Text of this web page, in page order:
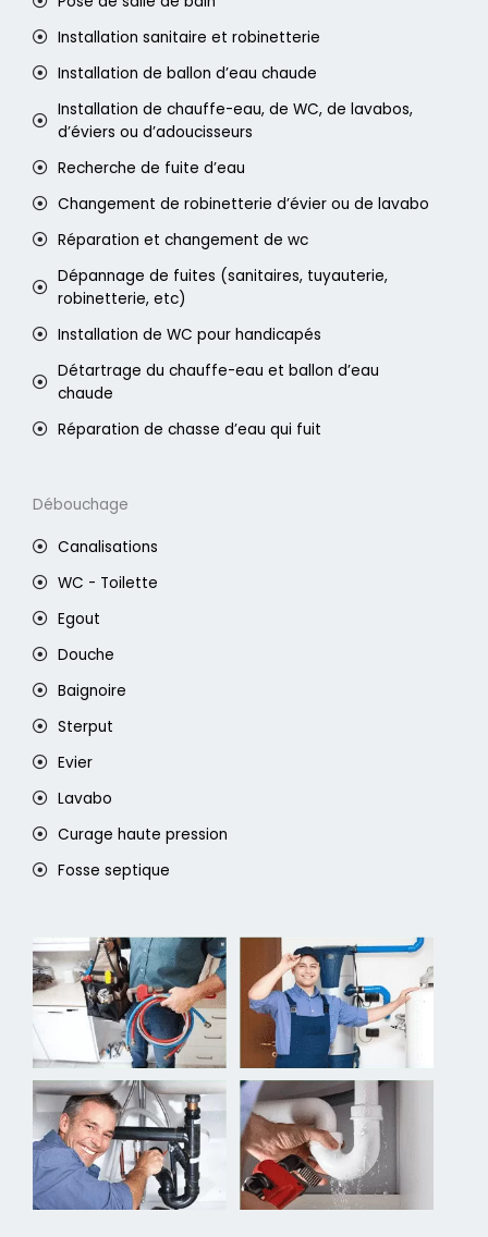
Installation sanitaire et robinetterie
Installation de ballon d’eau chaude
Installation de chauffe-eau, de WC, de lavabos,
d’éviers ou d’adoucisseurs
Recherche de fuite d’eau
Changement de robinetterie d’évier ou de lavabo
Réparation et changement de wc
Dépannage de fuites (sanitaires, tuyauterie,
robinetterie, etc)
Installation de WC pour handicapés
Détartrage du chauffe-eau et ballon d’eau
chaude
Réparation de chasse d’eau qui fuit
Débouchage
Canalisations
WC - Toilette
Egout
Douche
Baignoire
Sterput
Evier
Lavabo
Curage haute pression
Fosse septique